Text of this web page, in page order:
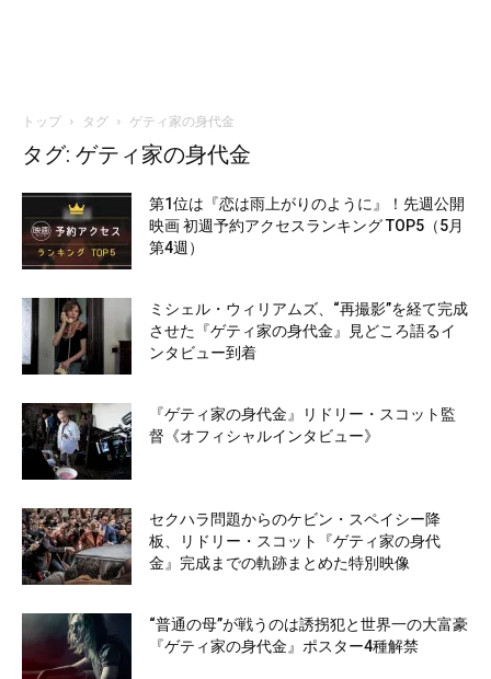
トップ タグ ゲティ家の身代金
タグ: ゲティ家の身代金
第1位は『恋は雨上がりのように』！先週公開
映画 初週予約アクセスランキング TOP5（5月
第4週）
ミシェル・ウィリアムズ、“再撮影”を経て完成
させた『ゲティ家の身代金』見どころ語るイ
ンタビュー到着
『ゲティ家の身代金』リドリー・スコット監
督《オフィシャルインタビュー》
セクハラ問題からのケビン・スペイシー降
板、リドリー・スコット『ゲティ家の身代
金』完成までの軌跡まとめた特別映像
“普通の母”が戦うのは誘拐犯と世界一の大富豪
『ゲティ家の身代金』ポスター4種解禁